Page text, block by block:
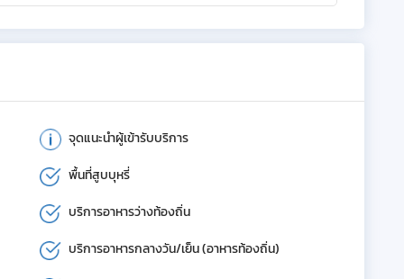
จุดแนะนำผู้เข้ารับบริการ
พื้นที่สูบบุหรี่
บริการอาหารว่างท้องถิ่น
บริการอาหารกลางวัน/เย็น (อาหารท้องถิ่น)